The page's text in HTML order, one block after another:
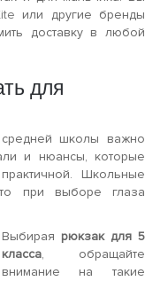
или другие бренды
доставку в любой
для
школы важно
и нюансы, которые
Школьные
при выборе глаза
Выбирая рюкзак для 5
класса, обращайте
внимание на такие